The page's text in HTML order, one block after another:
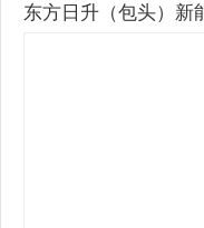
东方日升（包头）新能源有限公司红门P863平移门